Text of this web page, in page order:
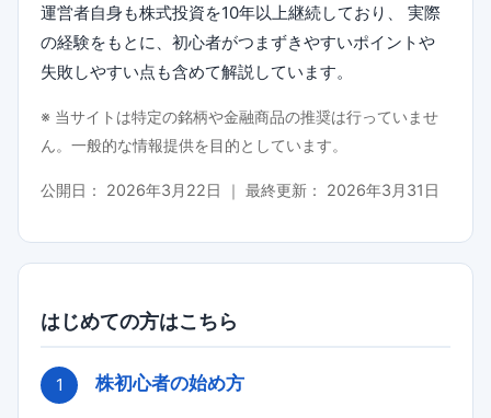
運営者自身も株式投資を10年以上継続しており、 実際
の経験をもとに、初心者がつまずきやすいポイントや
失敗しやすい点も含めて解説しています。
※ 当サイトは特定の銘柄や金融商品の推奨は行っていませ
ん。一般的な情報提供を目的としています。
公開日： 2026年3月22日 ｜ 最終更新： 2026年3月31日
はじめての方はこちら
株初心者の始め方